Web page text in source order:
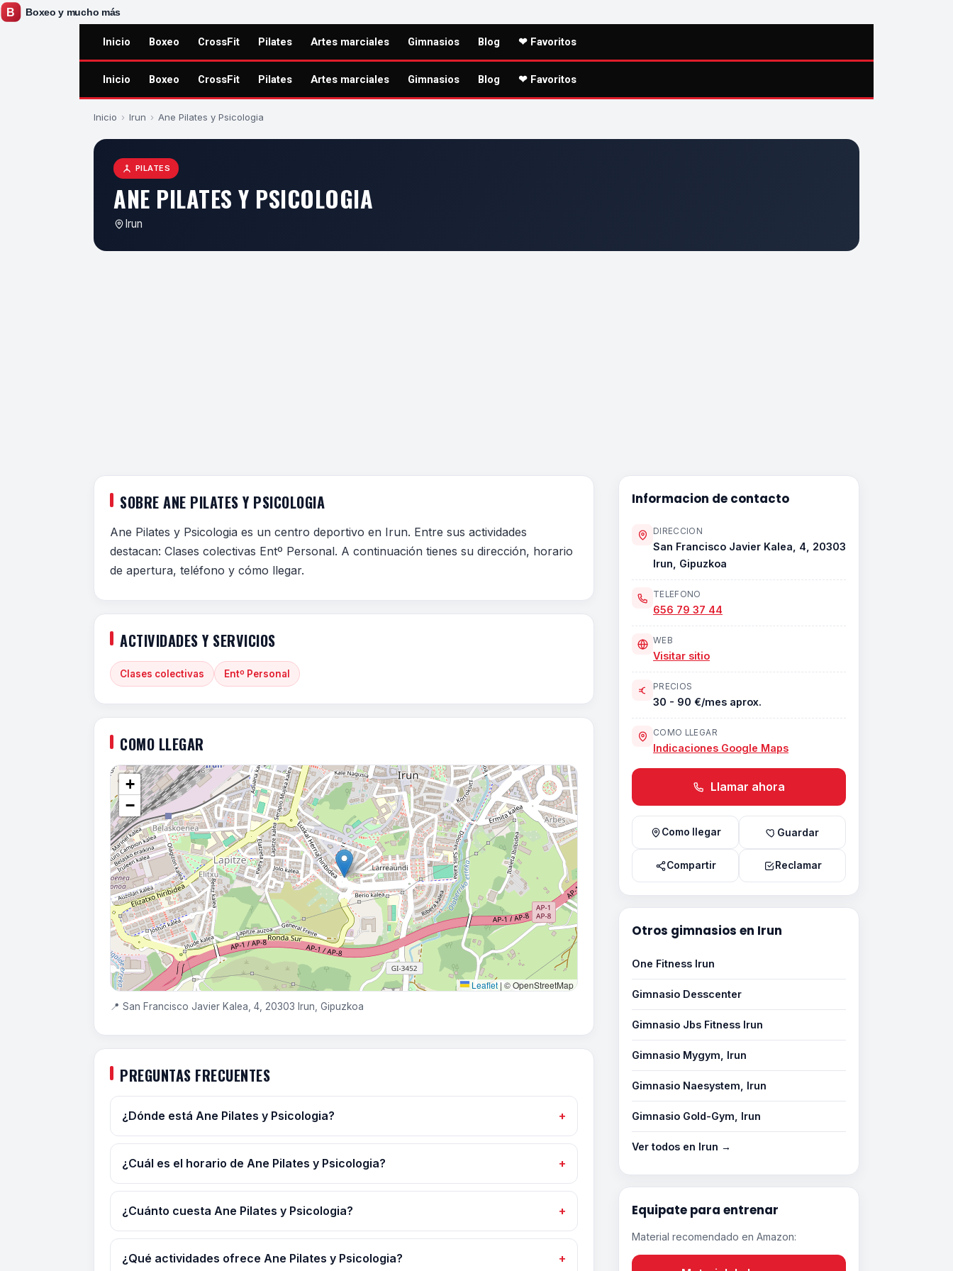
Inicio Boxeo CrossFit Pilates Artes marciales Gimnasios Blog ❤ Favoritos
Inicio Boxeo CrossFit Pilates Artes marciales Gimnasios Blog ❤ Favoritos
Inicio › Irun › Ane Pilates y Psicologia
PILATES
ANE PILATES Y PSICOLOGIA
Irun
SOBRE ANE PILATES Y PSICOLOGIA
Ane Pilates y Psicologia es un centro deportivo en Irun. Entre sus actividades
destacan: Clases colectivas Entº Personal. A continuación tienes su dirección, horario
de apertura, teléfono y cómo llegar.
ACTIVIDADES Y SERVICIOS
Clases colectivas Entº Personal
COMO LLEGAR
+
−
Leaflet | © OpenStreetMap
📍 San Francisco Javier Kalea, 4, 20303 Irun, Gipuzkoa
PREGUNTAS FRECUENTES
¿Dónde está Ane Pilates y Psicologia?
¿Cuál es el horario de Ane Pilates y Psicologia?
¿Cuánto cuesta Ane Pilates y Psicologia?
¿Qué actividades ofrece Ane Pilates y Psicologia?
Informacion de contacto
DIRECCION
San Francisco Javier Kalea, 4, 20303
Irun, Gipuzkoa
TELEFONO
656 79 37 44
WEB
Visitar sitio
PRECIOS
30 - 90 €/mes aprox.
COMO LLEGAR
Indicaciones Google Maps
Llamar ahora
Como llegar Guardar
Compartir Reclamar
Otros gimnasios en Irun
One Fitness Irun
Gimnasio Desscenter
Gimnasio Jbs Fitness Irun
Gimnasio Mygym, Irun
Gimnasio Naesystem, Irun
Gimnasio Gold-Gym, Irun
Ver todos en Irun →
Equipate para entrenar
Material recomendado en Amazon: